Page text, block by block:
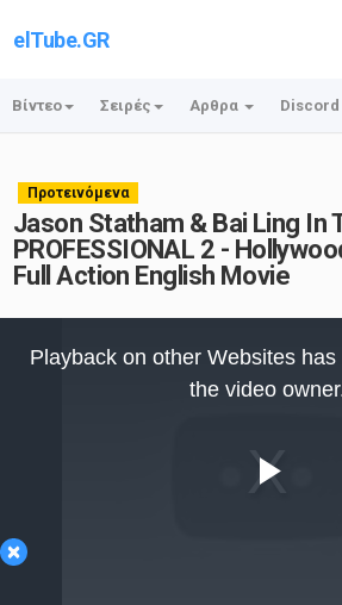
elTube.GR
Βίντεο Σειρές Αρθρα Discord
Προτεινόμενα
Jason Statham & Bai Ling In
PROFESSIONAL 2 -
Full Action English Movie
×
Playback on other Websites
the video